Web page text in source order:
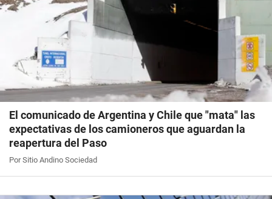
El comunicado de Argentina y Chile que "mata" las
expectativas de los camioneros que aguardan la
reapertura del Paso
Por Sitio Andino Sociedad